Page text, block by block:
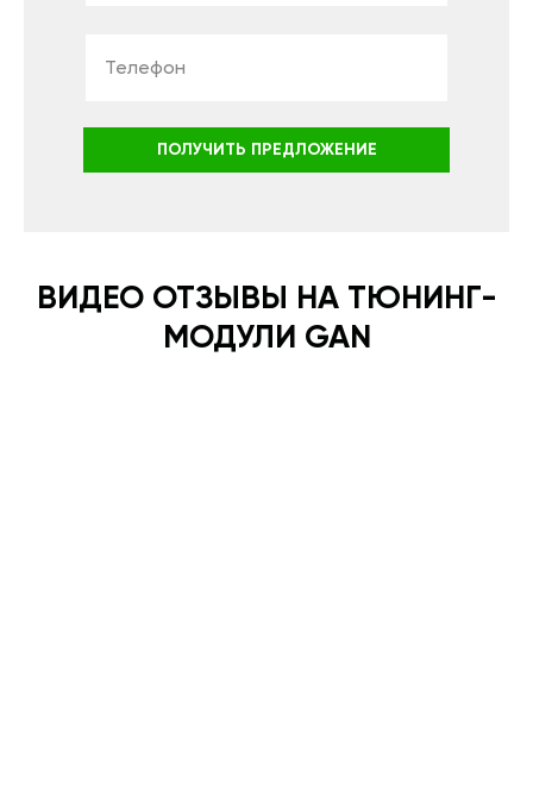
ПОЛУЧИТЬ ПРЕДЛОЖЕНИЕ
ВИДЕО ОТЗЫВЫ НА ТЮНИНГ-
МОДУЛИ GAN